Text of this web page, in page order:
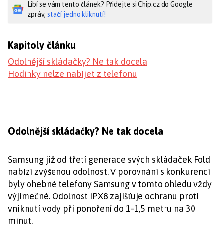
Líbí se vám tento článek? Přidejte si Chip.cz do Google
zpráv, stačí jedno kliknutí!
Kapitoly článku
Odolnější skládačky? Ne tak docela
Hodinky nelze nabíjet z telefonu
Odolnější skládačky? Ne tak docela
Samsung již od třetí generace svých skládaček Fold
nabízí zvýšenou odolnost. V porovnání s konkurencí
byly ohebné telefony Samsung v tomto ohledu vždy
výjimečné. Odolnost IPX8 zajišťuje ochranu proti
vniknutí vody při ponoření do 1–1,5 metru na 30
minut.